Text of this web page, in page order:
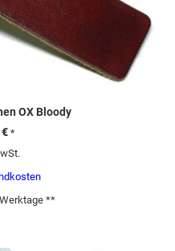
OX Bloody
€ *
**